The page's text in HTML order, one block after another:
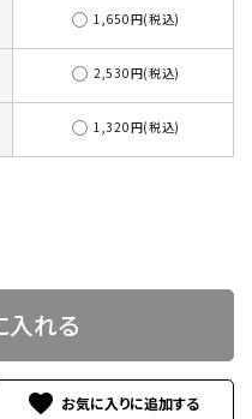
1,650円(税込)
2,530円(税込)
1,320円(税込)
入れる
favorite